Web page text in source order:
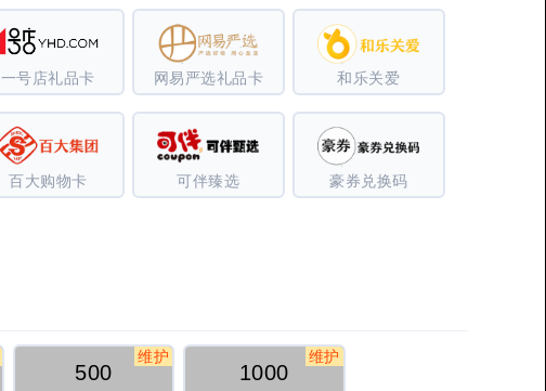
一号店礼品卡 网易严选礼品卡 和乐关爱
百大购物卡 可伴臻选 豪券兑换码
500
维护
1000
维护